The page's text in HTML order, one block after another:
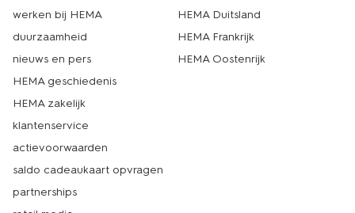
werken bij HEMA
duurzaamheid
nieuws en pers
HEMA geschiedenis
HEMA zakelijk
klantenservice
actievoorwaarden
saldo cadeaukaart opvragen
partnerships
HEMA Duitsland
HEMA Frankrijk
HEMA Oostenrijk